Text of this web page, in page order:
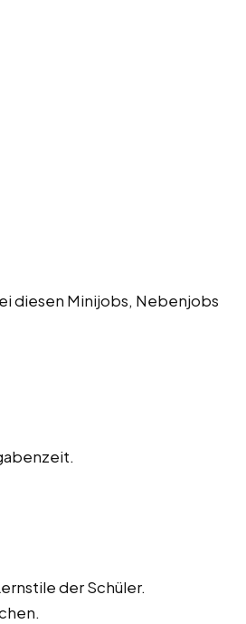
diesen Minijobs, Nebenjobs
der Schüler.